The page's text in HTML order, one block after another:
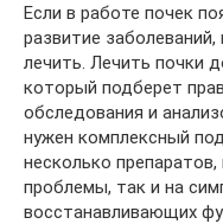
Если в работе почек
развитие
лечить. Лечить почки
который подберет
обследования и
нужен комплексный
несколько
проблемы, так и на
восстанавливающих